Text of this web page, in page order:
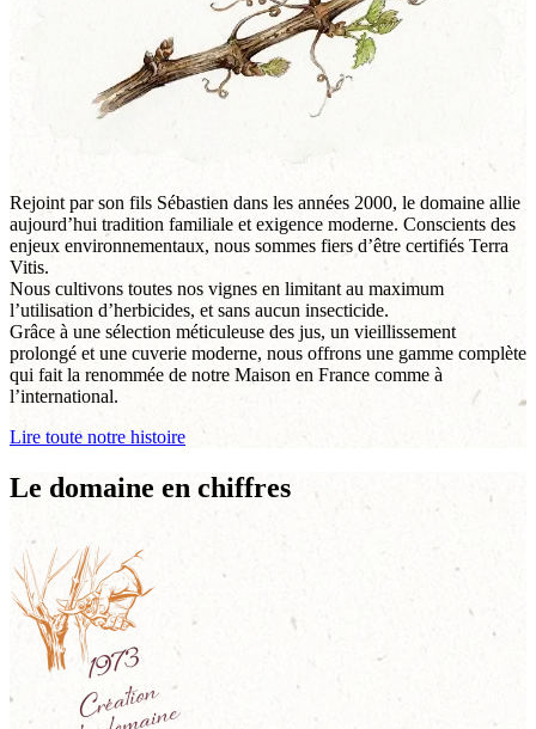
Rejoint par son fils Sébastien dans les années 2000, le domaine allie
aujourd’hui tradition familiale et exigence moderne. Conscients des
enjeux environnementaux, nous sommes fiers d’être certifiés Terra
Vitis.
Nous cultivons toutes nos vignes en limitant au maximum
l’utilisation d’herbicides, et sans aucun insecticide.
Grâce à une sélection méticuleuse des jus, un vieillissement
prolongé et une cuverie moderne, nous offrons une gamme complète
qui fait la renommée de notre Maison en France comme à
l’international.
Lire toute notre histoire
Le domaine en chiffres